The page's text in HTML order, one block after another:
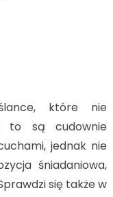
które nie
to są cudownie
jednak nie
śniadaniowa,
się także w